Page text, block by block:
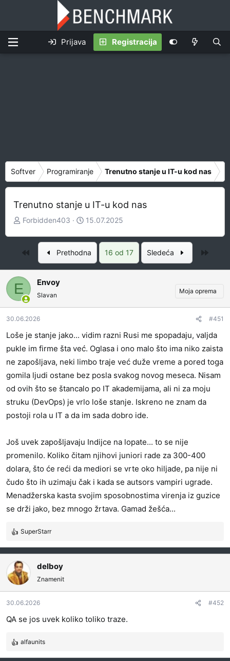
Prijava Registracija
Softver Programiranje Trenutno stanje u IT-u kod nas
Trenutno stanje u IT-u kod nas
Z
e
n
i
k
t
e
m
Forbidden403
D
t
u
m
r
t
j
a
15.07.2025
Prethodna 16 od 17 Sledeća
E Envoy
Slavan
Moja oprema
30.06.2026 #451
Loše je stanje jako... vidim razni Rusi me spopadaju, valjda
pukle im firme šta već. Oglasa i ono malo što ima niko zaista
ne zapošljava, neki limbo traje već duže vreme a pored toga
gomila ljudi ostane bez posla svakog novog meseca. Nisam
od ovih što se štancalo po IT akademijama, ali ni za moju
struku (DevOps) je vrlo loše stanje. Iskreno ne znam da
postoji rola u IT a da im sada dobro ide.
Još uvek zapošljavaju Indijce na lopate... to se nije
promenilo. Koliko čitam njihovi juniori rade za 300-400
dolara, što će reći da mediori se vrte oko hiljade, pa nije ni
čudo što ih uzimaju čak i kada se autsors vampiri ugrade.
Menadžerska kasta svojim sposobnostima virenja iz guzice
se drži jako, bez mnogo žrtava. Gamad žešća...
R
e
a
g
o
v
a
n
a
SuperStarr
delboy
Znamenit
30.06.2026 #452
QA se jos uvek koliko toliko traze.
R
e
alfaunits